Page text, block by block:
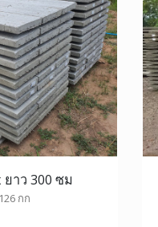
าว 300 ซม
กก